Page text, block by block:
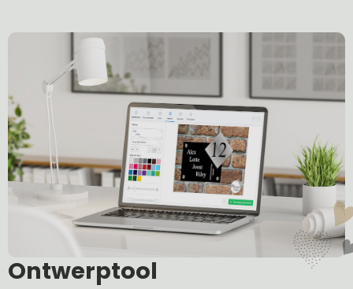
Ontwerptool